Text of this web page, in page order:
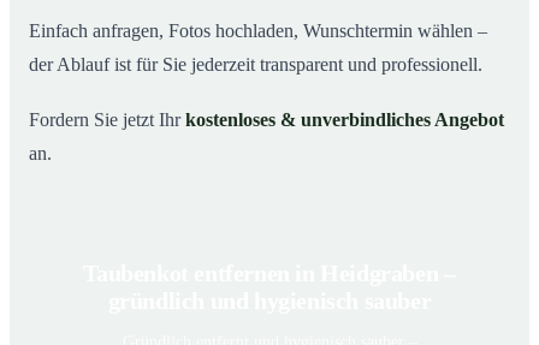
Einfach anfragen, Fotos hochladen, Wunschtermin wählen –
der Ablauf ist für Sie jederzeit transparent und professionell.
Fordern Sie jetzt Ihrkostenloses & unverbindliches Angebot
an.